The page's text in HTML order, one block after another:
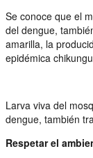
Se conoce que el
del dengue,
amarilla, la
epidémica
Larva viva del
dengue, también
Respetar el